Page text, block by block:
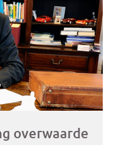
overwaarde